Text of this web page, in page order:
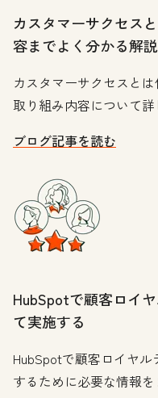
カスタマーサクセス
容までよく分かる解説
カスタマーサクセスと
取り組み内容について詳
ブログ記事を読む
HubSpotで顧客ロイ
て実施する
HubSpotで顧客ロイヤ
するために必要な情報を